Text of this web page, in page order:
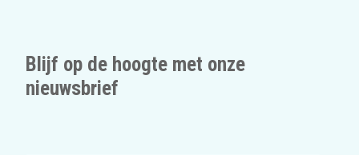
Blijf op de hoogte met onze
nieuwsbrief